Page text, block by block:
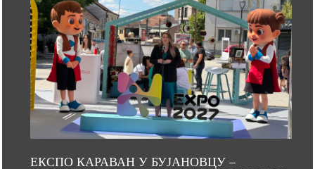
ЕКСПО КАРАВАН У БУЈАНОВЦУ –